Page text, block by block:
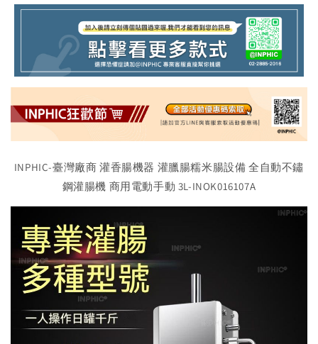
INPHIC-臺灣廠商 灌香腸機器 灌臘腸糯米腸設備 全自動不鏽
鋼灌腸機 商用電動手動 3L-INOK016107A